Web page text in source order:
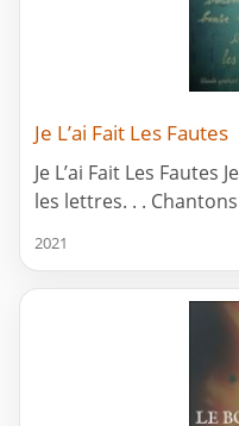
Je L’ai Fait Les Fautes
Je L’ai Fait Les Fautes
les lettres. . .
2021